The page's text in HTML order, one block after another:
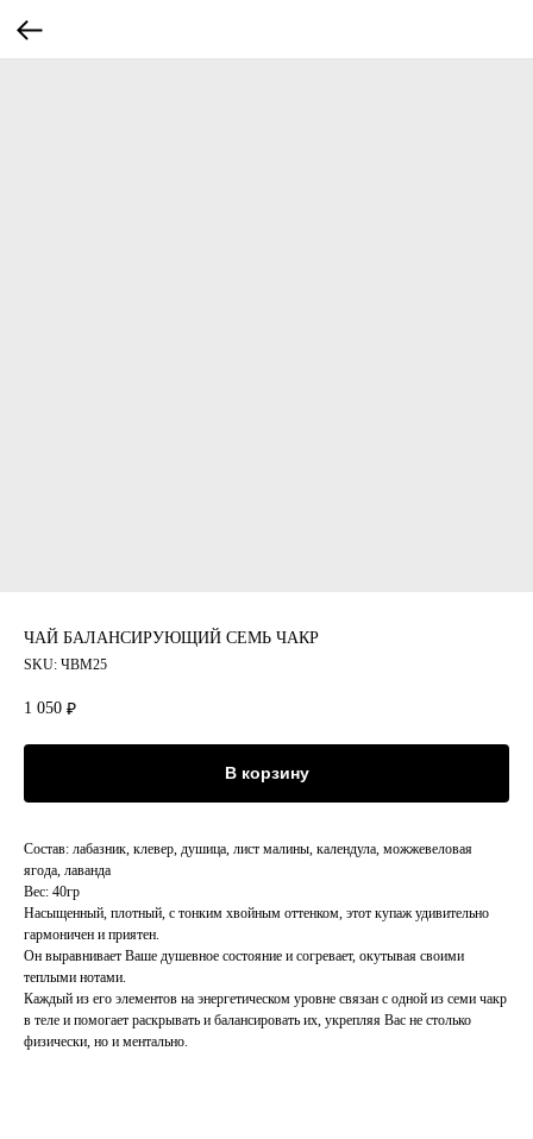
ЧАЙ БАЛАНСИРУЮЩИЙ СЕМЬ ЧАКР
SKU: ЧВМ25
1 050 ₽
В корзину
Состав: лабазник, клевер, душица, лист малины, календула, можжевеловая
ягода, лаванда
Вес: 40гр
Насыщенный, плотный, с тонким хвойным оттенком, этот купаж удивительно
гармоничен и приятен.
Он выравнивает Ваше душевное состояние и согревает, окутывая своими
теплыми нотами.
Каждый из его элементов на энергетическом уровне связан с одной из семи чакр
в теле и помогает раскрывать и балансировать их, укрепляя Вас не столько
физически, но и ментально.